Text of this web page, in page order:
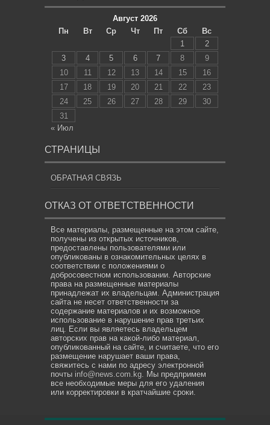
Август 2026
Пн
Вт Ср Чт Пт Сб
Вс
1
2
3
4 5 6 7 8
9
10
11 12 13 14 15
16
17
18 19 20 21 22
23
24
25 26 27 28 29
30
31
« Июл
СТРАНИЦЫ
ОБРАТНАЯ СВЯЗЬ
ОТКАЗ ОТ ОТВЕТСТВЕННОСТИ
Все материалы, размещенные на этом сайте,
получены из открытых источников,
предоставлены пользователями или
опубликованы в ознакомительных целях в
соответствии с положениями о
добросовестном использовании. Авторские
права на размещенные материалы
принадлежат их владельцам. Администрация
сайта не несет ответственности за
содержание материалов и их возможное
использование в нарушение прав третьих
лиц. Если вы являетесь владельцем
авторских прав на какой-либо материал,
опубликованный на сайте, и считаете, что его
размещение нарушает ваши права,
свяжитесь с нами по адресу электронной
почты info@news.com.kg. Мы предпримем
все необходимые меры для его удаления
или корректировки в кратчайшие сроки.